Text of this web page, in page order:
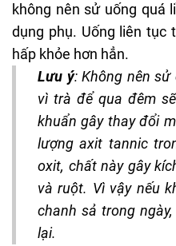
không nên sử uống quá
dụng phụ. Uống liên tục
hấp khỏe hơn hẳn.
Lưu ý: Không nên
vì trà để qua đêm
khuẩn gây thay đổi
lượng axit tannic
oxit, chất này gây
và ruột. Vì vậy nếu
chanh sả trong
lại.